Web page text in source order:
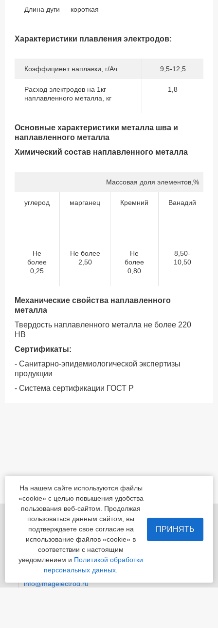
Длина дуги — короткая
Характеристики плавления электродов:
Коэффициент наплавки, г/Ач 9,5-12,5
Расход электродов на 1кг
наплавленного металла, кг
1,8
Основные характеристики металла шва и
наплавленного металла
Химический состав наплавленного металла
Массовая доля элементов,%
углерод марганец Кремний Ванадий
Не
более
0,25
Не более
2,50
Не
более
0,80
8,50-
10,50
Механические свойства наплавленного
металла
Твердость наплавленного металла не более 220
НВ
Сертификаты:
- Санитарно-эпидемиологической экспертизы
продукции
- Система сертификации ГОСТ Р
455022, Челябинская обл., Магнитогорск, шоссе
Белорецкое, д.5
пн - пт с 8:00 до 17:00 сб-вс-вых.
Приемная +7 (3519) 24-07-29
info@magelectrod.ru
На нашем сайте используются файлы
«cookie» с целью повышения удобства
пользования веб-сайтом. Продолжая
пользоваться данным сайтом, вы
подтверждаете свое согласие на
использование файлов «cookie» в
соответствии с настоящим
уведомлением и Политикой обработки
персональных данных.
ПРИНЯТЬ